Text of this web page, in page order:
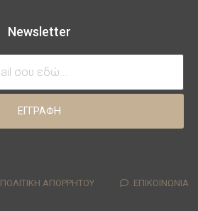
Newsletter
ΕΓΓΡΑΦΗ
ΠΟΛΙΤΙΚΗ ΑΠΟΡΡΗΤΟΥ ΕΠΙΚΟΙΝΩΝΙΑ